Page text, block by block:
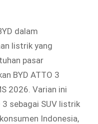
dalam
listrik yang
pasar
BYD ATTO 3
2026. Varian ini
3 sebagai SUV listrik
Indonesia,